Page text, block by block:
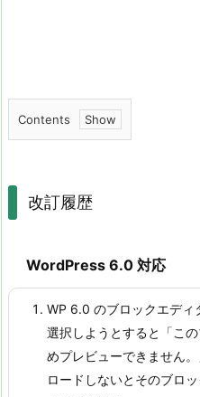
Contents
訂
改訂履歴
WordPress 6.0 対応
WP 6.0 のブロックエディ
選択しようとすると「こ
めプレビューできません
ロードしないとそのブロ